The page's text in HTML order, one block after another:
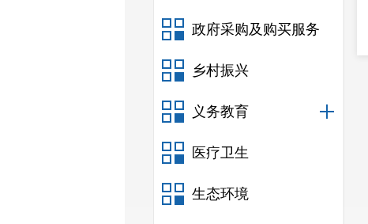
政府采购及购买服务
乡村振兴
义务教育
医疗卫生
生态环境